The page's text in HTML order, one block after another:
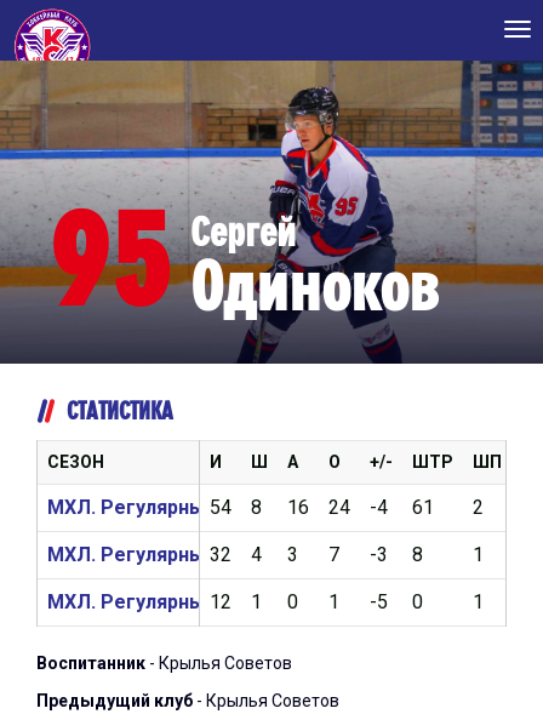
95 Сергей
Одиноков
СТАТИСТИКА
И Ш А О +/- ШТР ШП
54 8 16 24 -4 61 2
32 4 3 7 -3 8 1
12 1 0 1 -5 0 1
СЕЗОН
МХЛ. Регулярный чемпионат 2019/2020
МХЛ. Регулярный чемпионат 2018/2019
МХЛ. Регулярный чемпионат 2017/2018
Воспитанник - Крылья Советов
Предыдущий клуб - Крылья Советов